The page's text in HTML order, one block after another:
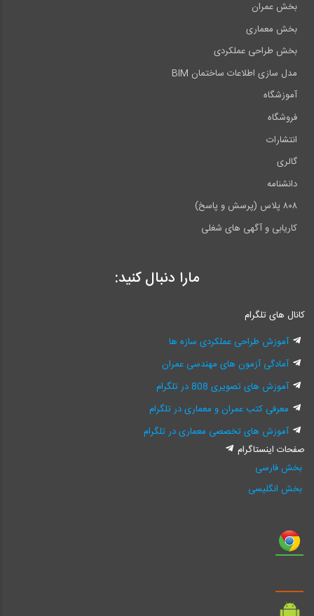
بخش عمران
بخش معماری
بخش طراحی عملکردی
مدل سازی اطلاعات ساختمان BIM
آموزشگاه
فروشگاه
انتشارات
گالری
دانشنامه
۸۰۸ پلاس (پرسش و پاسخ)
کاریابی و آگهی های شغلی
مارا دنبال کنید:
کانال های تلگرام
آموزش طراحی عملکردی سازه ها
آمادگی آزمون های مهندسی عمران
آموزش های تصویری 808 در تلگرام
معرفی کتب عمران و معماری در تلگرام
آموزش های تخصصی معماری در تلگرام
صفحات اینستاگرام
بخش فارسی
بخش انگلیسی